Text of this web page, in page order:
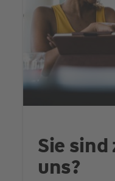
Sie
uns?